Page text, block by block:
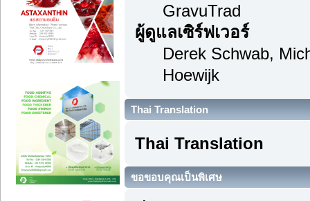
GravuTrad
ผู้ดูแลเซิร์ฟเวอร์
Derek Schwab,
Hoewijk
Thai Translation
Thai Translation
ขอขอบคุณเป็นพิเศษ